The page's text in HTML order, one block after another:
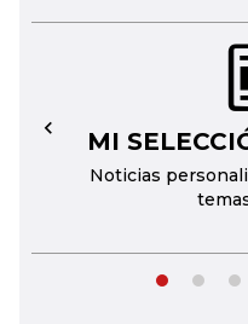
MI
Noticias
←